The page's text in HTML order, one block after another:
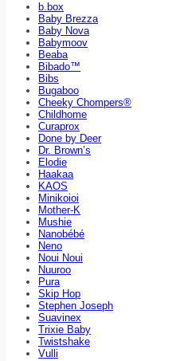
b.box
Baby Brezza
Baby Nova
Babymoov
Beaba
Bibado™
Bibs
Bugaboo
Cheeky Chompers®
Childhome
Curaprox
Done by Deer
Dr. Brown’s
Elodie
Haakaa
KAOS
Minikoioi
Mother-K
Mushie
Nanobébé
Neno
Noui Noui
Nuuroo
Pura
Skip Hop
Stephen Joseph
Suavinex
Trixie Baby
Twistshake
Vulli